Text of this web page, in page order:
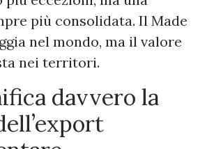
più consolidata. Il Made
nel mondo, ma il valore
nei territori.
davvero la